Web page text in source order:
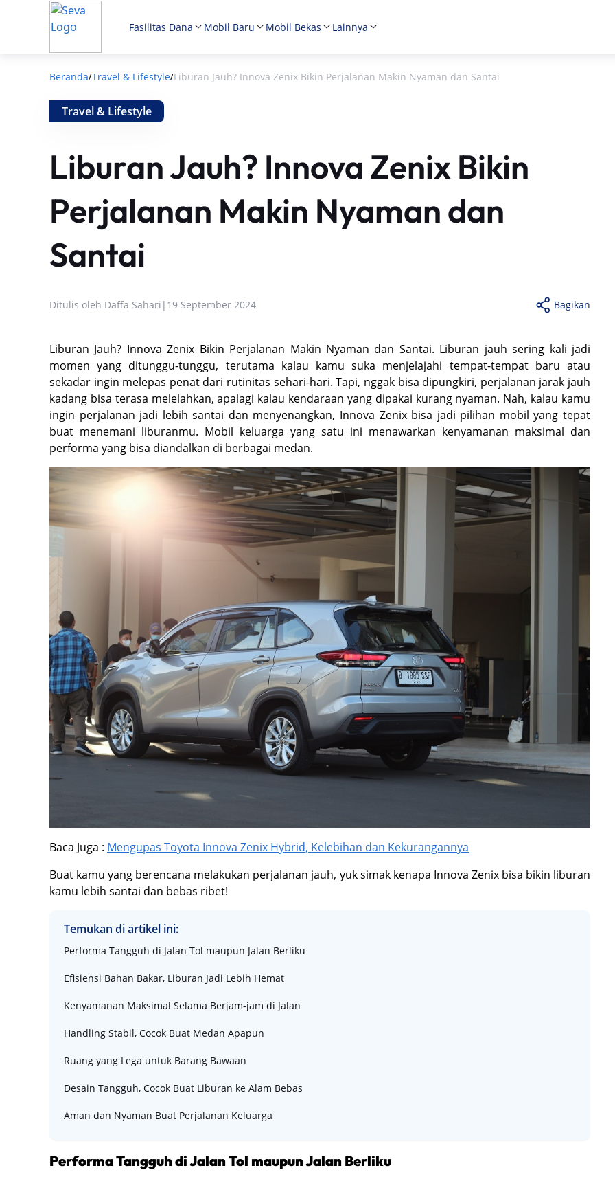
Fasilitas Dana Mobil Baru Mobil Bekas Lainnya
Beranda/Travel & Lifestyle/Liburan Jauh? Innova Zenix Bikin Perjalanan Makin Nyaman dan Santai
Travel & Lifestyle
Liburan Jauh? Innova Zenix Bikin
Perjalanan Makin Nyaman dan
Santai
Ditulis oleh Daffa Sahari | 19 September 2024 Bagikan
Liburan Jauh? Innova Zenix Bikin Perjalanan Makin Nyaman dan Santai. Liburan jauh sering kali jadi
momen yang ditunggu-tunggu, terutama kalau kamu suka menjelajahi tempat-tempat baru atau
sekadar ingin melepas penat dari rutinitas sehari-hari. Tapi, nggak bisa dipungkiri, perjalanan jarak jauh
kadang bisa terasa melelahkan, apalagi kalau kendaraan yang dipakai kurang nyaman. Nah, kalau kamu
ingin perjalanan jadi lebih santai dan menyenangkan, Innova Zenix bisa jadi pilihan mobil yang tepat
buat menemani liburanmu. Mobil keluarga yang satu ini menawarkan kenyamanan maksimal dan
performa yang bisa diandalkan di berbagai medan.
Baca Juga : Mengupas Toyota Innova Zenix Hybrid, Kelebihan dan Kekurangannya
Buat kamu yang berencana melakukan perjalanan jauh, yuk simak kenapa Innova Zenix bisa bikin liburan
kamu lebih santai dan bebas ribet!
Temukan di artikel ini:
Performa Tangguh di Jalan Tol maupun Jalan Berliku
Efisiensi Bahan Bakar, Liburan Jadi Lebih Hemat
Kenyamanan Maksimal Selama Berjam-jam di Jalan
Handling Stabil, Cocok Buat Medan Apapun
Ruang yang Lega untuk Barang Bawaan
Desain Tangguh, Cocok Buat Liburan ke Alam Bebas
Aman dan Nyaman Buat Perjalanan Keluarga
Performa Tangguh di Jalan Tol maupun Jalan Berliku